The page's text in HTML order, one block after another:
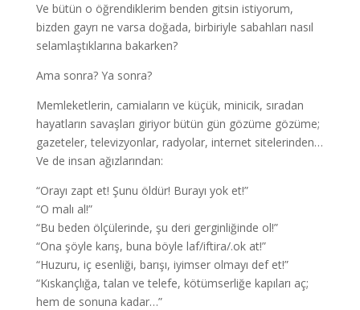
Ve bütün o öğrendiklerim benden gitsin istiyorum,
bizden gayrı ne varsa doğada, birbiriyle sabahları nasıl
selamlaştıklarına bakarken?
Ama sonra? Ya sonra?
Memleketlerin, camiaların ve küçük, minicik, sıradan
hayatların savaşları giriyor bütün gün gözüme gözüme;
gazeteler, televizyonlar, radyolar, internet sitelerinden…
Ve de insan ağızlarından:
“Orayı zapt et! Şunu öldür! Burayı yok et!”
“O malı al!”
“Bu beden ölçülerinde, şu deri gerginliğinde ol!”
“Ona şöyle karış, buna böyle laf/iftira/.ok at!”
“Huzuru, iç esenliği, barışı, iyimser olmayı def et!”
“Kıskançlığa, talan ve telefe, kötümserliğe kapıları aç;
hem de sonuna kadar…”